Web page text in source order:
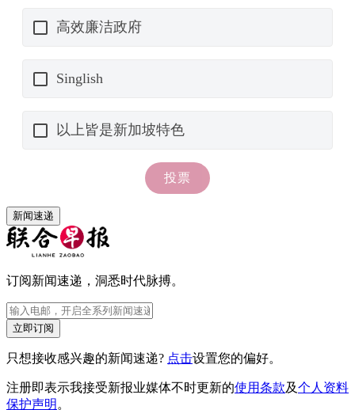
新闻速递
订阅新闻速递，洞悉时代脉搏。
立即订阅
只想接收感兴趣的新闻速递? 点击设置您的偏好。
注册即表示我接受新报业媒体不时更新的使用条款及个人资料
保护声明 。